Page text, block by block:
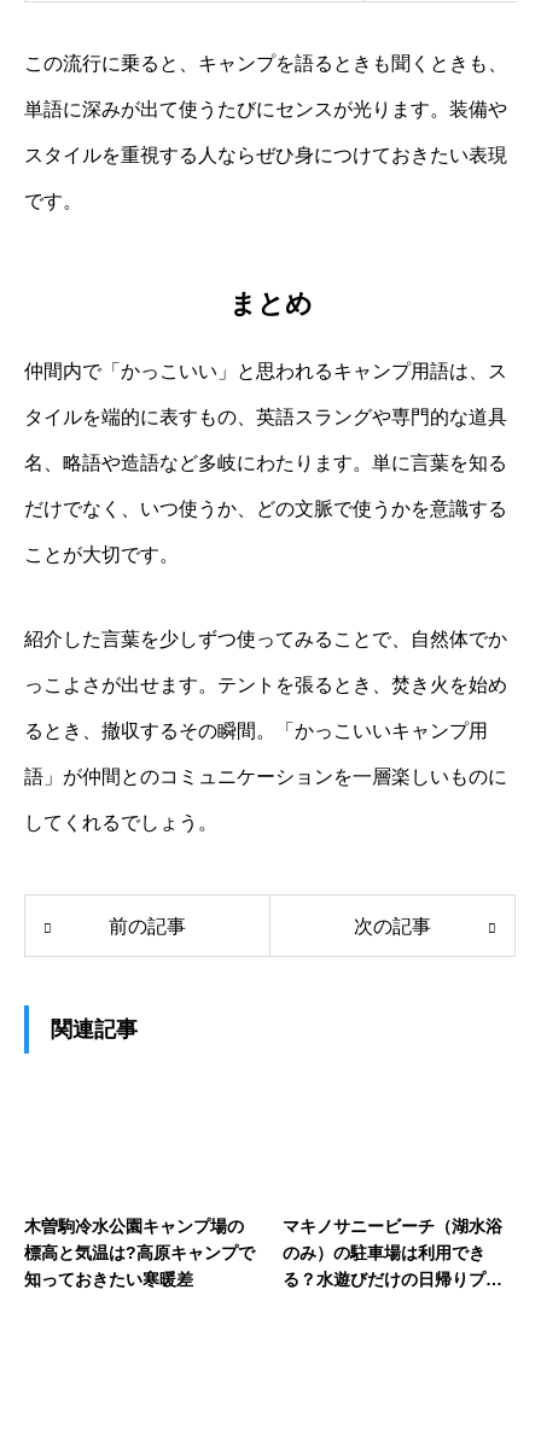
この流行に乗ると、キャンプを語るときも聞くときも、
単語に深みが出て使うたびにセンスが光ります。装備や
スタイルを重視する人ならぜひ身につけておきたい表現
です。
まとめ
仲間内で「かっこいい」と思われるキャンプ用語は、ス
タイルを端的に表すもの、英語スラングや専門的な道具
名、略語や造語など多岐にわたります。単に言葉を知る
だけでなく、いつ使うか、どの文脈で使うかを意識する
ことが大切です。
紹介した言葉を少しずつ使ってみることで、自然体でか
っこよさが出せます。テントを張るとき、焚き火を始め
るとき、撤収するその瞬間。「かっこいいキャンプ用
語」が仲間とのコミュニケーションを一層楽しいものに
してくれるでしょう。
前の記事 次の記事
関連記事
木曽駒冷水公園キャンプ場の
標高と気温は?高原キャンプで
知っておきたい寒暖差
マキノサニービーチ（湖水浴
のみ）の駐車場は利用でき
る？水遊びだけの日帰りプラ